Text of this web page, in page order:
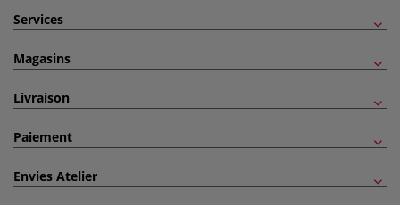
Services
Magasins
Livraison
Paiement
Envies Atelier